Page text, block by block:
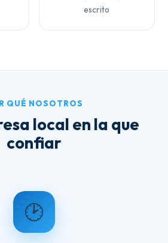
escrito
QUÉ NOSOTROS
local en la que
confiar
🕑